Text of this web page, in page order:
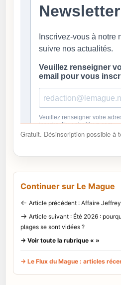
Gratuit. Désinscription possible à
Continuer sur Le Mague
← Article précédent : Affaire
→ Article suivant : Été 2026 :
plages se sont vidées ?
→ Voir toute la rubrique « »
→ Le Flux du Mague : articles